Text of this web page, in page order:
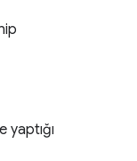
yaptığı